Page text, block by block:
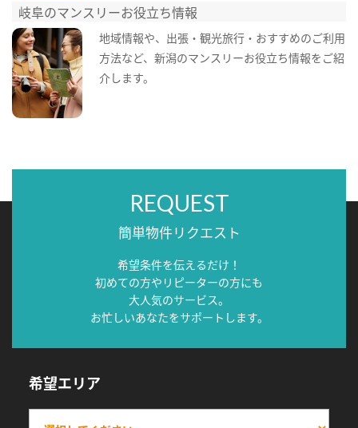
岐阜のマンスリーお役立ち情報
地域情報や、出張・観光旅行・おすすめのご利用
方法など、新潟のマンスリーお役立ち情報をご紹
介します。
REQUEST
簡単物件リクエスト
希望条件を伝えるだけ！
初めての方やリピーターの方にも
大人気のサービス。
お忙しいあなたをサポートします。
希望エリア